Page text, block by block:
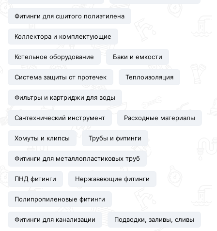
Фитинги для сшитого полиэтилена
Коллектора и комплектующие
Котельное оборудование Баки и емкости
Система защиты от протечек Теплоизоляция
Фильтры и картриджи для воды
Сантехнический инструмент Расходные материалы
Хомуты и клипсы Трубы и фитинги
Фитинги для металлопластиковых труб
ПНД фитинги Нержавеющие фитинги
Полипропиленовые фитинги
Фитинги для канализации Подводки, заливы, сливы